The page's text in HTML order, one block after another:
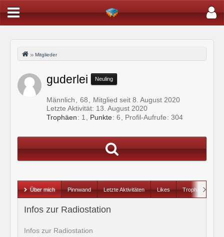
Mitglieder
guderlei Neuling
Männlich 68
Mitglied seit 8. August 2020
Letzte Aktivität: 13. August 2020
Trophäen
1 Punkte 6 Profil-Aufrufe 304
Über mich Pinnwand Letzte Aktivitäten Likes Trophäen
Infos zur Radiostation
Infos zur Radiostation